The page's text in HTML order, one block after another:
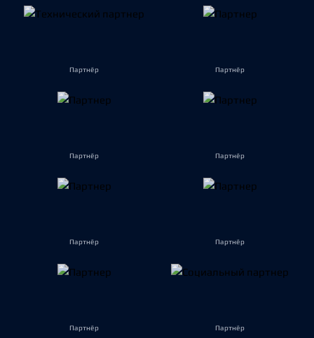
Партнёр Партнёр
Партнёр Партнёр
Партнёр Партнёр
Партнёр Партнёр